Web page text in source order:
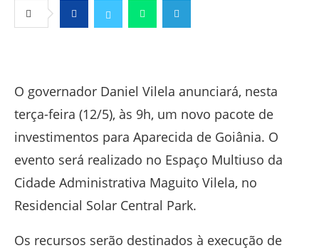
O governador Daniel Vilela anunciará, nesta
terça-feira (12/5), às 9h, um novo pacote de
investimentos para Aparecida de Goiânia. O
evento será realizado no Espaço Multiuso da
Cidade Administrativa Maguito Vilela, no
Residencial Solar Central Park.
Os recursos serão destinados à execução de